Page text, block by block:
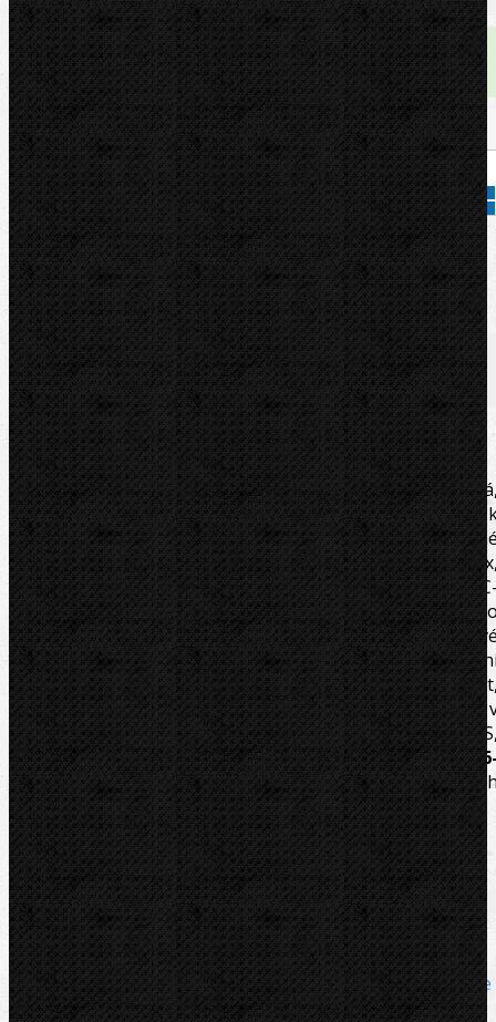
Dostupnost:
skladem
Množství:
Přidat do košíku
Kód zboží: 9050010
Značka:
CBC
Popis
Zařazení
Komentáře (0)
Profesionální, ruční hydraulická ohýbačka.
rychlá práce bez námahy. Univerzálně použitelná
přesnému ohýbání trubek. Vhodná pro žíhané
trubky do 22mm, plastohliníkové vrstvené trubky (Al-
MSR) do 32 mm, instalační trubky z uhlíkové ocele
Stahl) do 20mm, ocelové trubky hydraulických rozvodů
18mm (do síly stěny 1,2mm). Plně nahrazuje
ohýbačky. Předností hydraulické ohýbačky je
ohybů s minimálním usilím, dlouhá
automatický návrat do výchozí polohy. Kompletní set
pevném kufru obsahuje: hydraulickou ohýbačku
ohýbací ramena, ohýbací segmenty proØ 10-12-14-
18-20-22-26 mm. K doplnění hladiny oleje u
ohýbaček CBC použít olej Shell Morlina S2 BL 10.
Zařazení
Hydraulické
Hydraulické / Ohýbačky a ohýbací sady
Komentáře